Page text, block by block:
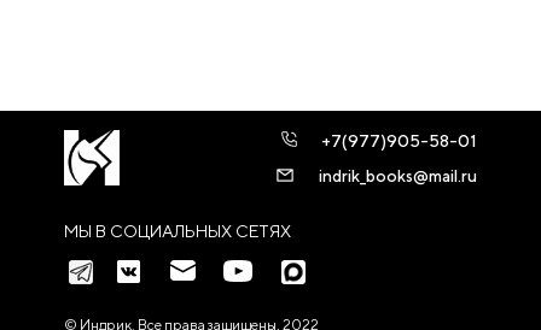
МЫ В СОЦИАЛЬНЫХ СЕТЯХ
+7(977)905-58-01
indrik_books@mail.ru
© Индрик. Все права защищены, 2022